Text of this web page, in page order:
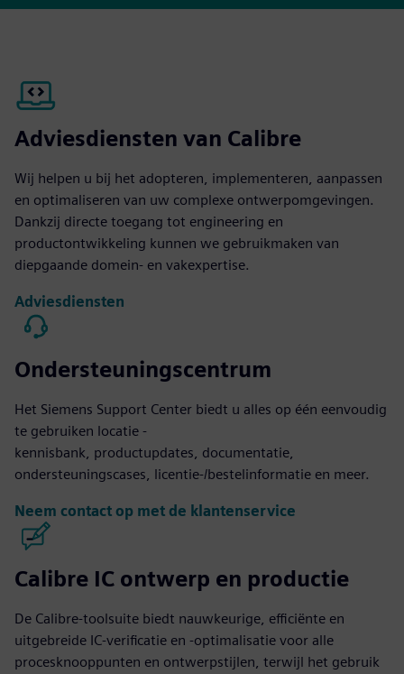
Adviesdiensten van Calibre
Wij helpen u bij het adopteren, implementeren, aanpassen
en optimaliseren van uw complexe ontwerpomgevingen.
Dankzij directe toegang tot engineering en
productontwikkeling kunnen we gebruikmaken van
diepgaande domein- en vakexpertise.
Adviesdiensten
Ondersteuningscentrum
Het Siemens Support Center biedt u alles op één eenvoudig
te gebruiken locatie -
kennisbank, productupdates, documentatie,
ondersteuningscases, licentie-/bestelinformatie en meer.
Neem contact op met de klantenservice
Calibre IC ontwerp en productie
De Calibre-toolsuite biedt nauwkeurige, efficiënte en
uitgebreide IC-verificatie en -optimalisatie voor alle
procesknooppunten en ontwerpstijlen, terwijl het gebruik